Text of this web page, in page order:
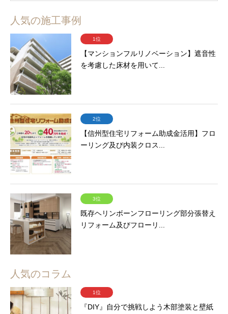
人気の施工事例
1位
【マンションフルリノベーション】遮音性
を考慮した床材を用いて...
2位
【信州型住宅リフォーム助成金活用】フロ
ーリング及び内装クロス...
3位
既存ヘリンボーンフローリング部分張替え
リフォーム及びフローリ...
人気のコラム
1位
『DIY』自分で挑戦しよう木部塗装と壁紙